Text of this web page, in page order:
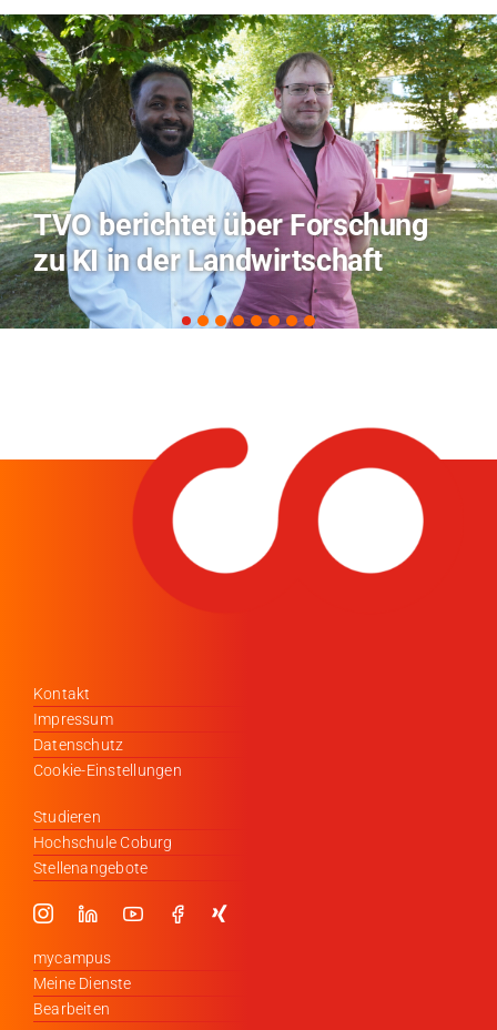
Hitze-Aktionstag: Hochschule
Coburg im Radio Bamberg
Kontakt
Impressum
Datenschutz
Cookie-Einstellungen
Studieren
Hochschule Coburg
Stellenangebote
mycampus
Meine Dienste
Bearbeiten